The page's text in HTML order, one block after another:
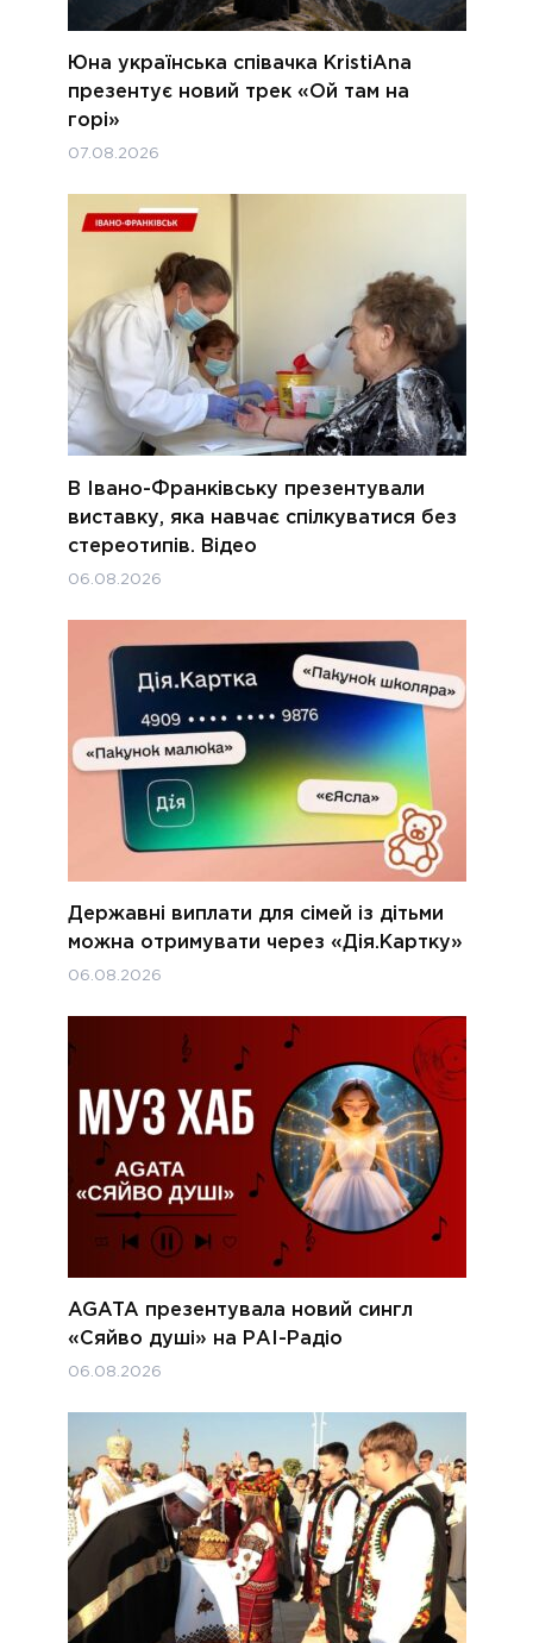
Юна українська співачка KristiAna
презентує новий трек «Ой там на
горі»
07.08.2026
В Івано-Франківську презентували
виставку, яка навчає спілкуватися без
стереотипів. Відео
06.08.2026
Державні виплати для сімей із дітьми
можна отримувати через «Дія.Картку»
06.08.2026
AGATA презентувала новий сингл
«Сяйво душі» на РАІ-Радіо
06.08.2026